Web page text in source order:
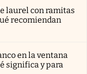
laurel con ramitas
recomiendan
en la ventana
significa y para